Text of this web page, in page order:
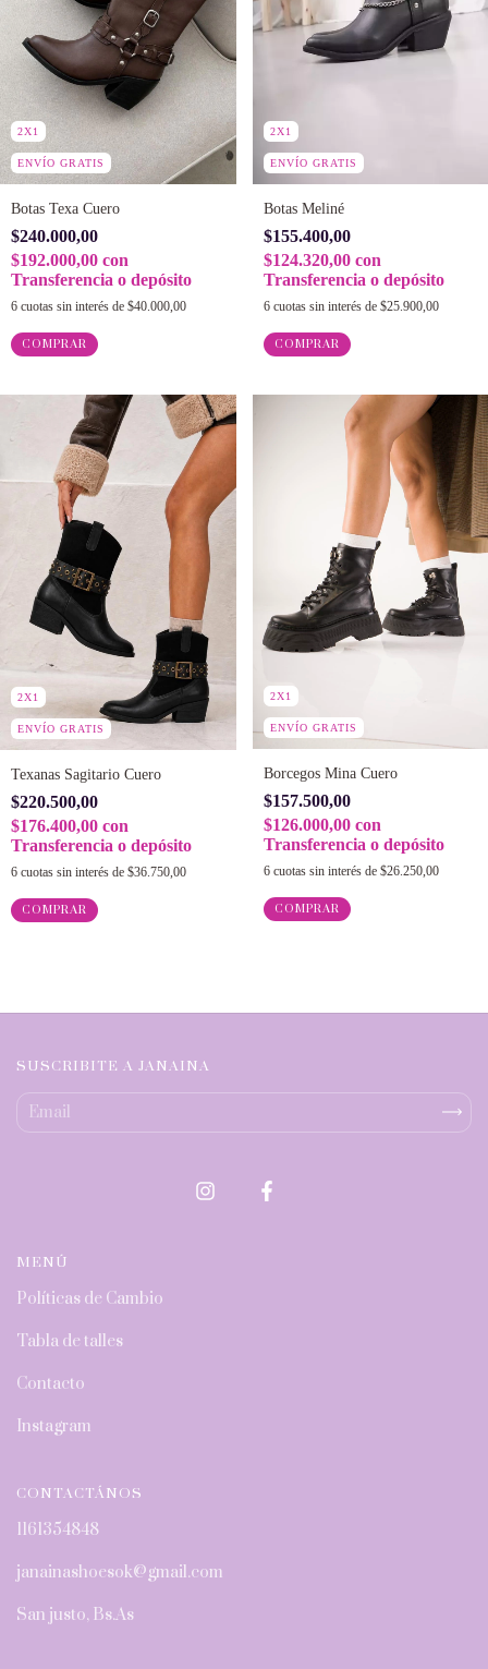
2X1
ENVÍO GRATIS
Botas Texa Cuero
$240.000,00
$192.000,00 con
Transferencia o depósito
6 cuotas sin interés de $40.000,00
COMPRAR
2X1
ENVÍO GRATIS
Botas Meliné
$155.400,00
$124.320,00 con
Transferencia o depósito
6 cuotas sin interés de $25.900,00
COMPRAR
2X1
ENVÍO GRATIS
Texanas Sagitario Cuero
$220.500,00
$176.400,00 con
Transferencia o depósito
6 cuotas sin interés de $36.750,00
COMPRAR
2X1
ENVÍO GRATIS
Borcegos Mina Cuero
$157.500,00
$126.000,00 con
Transferencia o depósito
6 cuotas sin interés de $26.250,00
COMPRAR
SUSCRIBITE A JANAINA
MENÚ
Políticas de Cambio
Tabla de talles
Contacto
Instagram
CONTACTÁNOS
1161354848
janainashoesok@gmail.com
San justo, Bs.As